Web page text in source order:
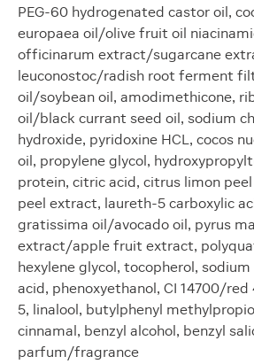
PEG-60 hydrogenated castor oil,
europaea oil/olive fruit oil
officinarum extract/sugarcane
leuconostoc/radish root ferment
oil/soybean oil, amodimethicone,
oil/black currant seed oil, sodium
hydroxide, pyridoxine HCL, cocos
oil, propylene glycol,
protein, citric acid, citrus limon
peel extract, laureth-5 carboxylic
gratissima oil/avocado oil, pyrus
extract/apple fruit extract,
hexylene glycol, tocopherol,
acid, phenoxyethanol, CI 14700/red
5, linalool, butylphenyl
cinnamal, benzyl alcohol, benzyl
parfum/fragrance